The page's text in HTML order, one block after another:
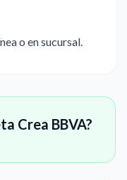
o en sucursal.
Crea BBVA?